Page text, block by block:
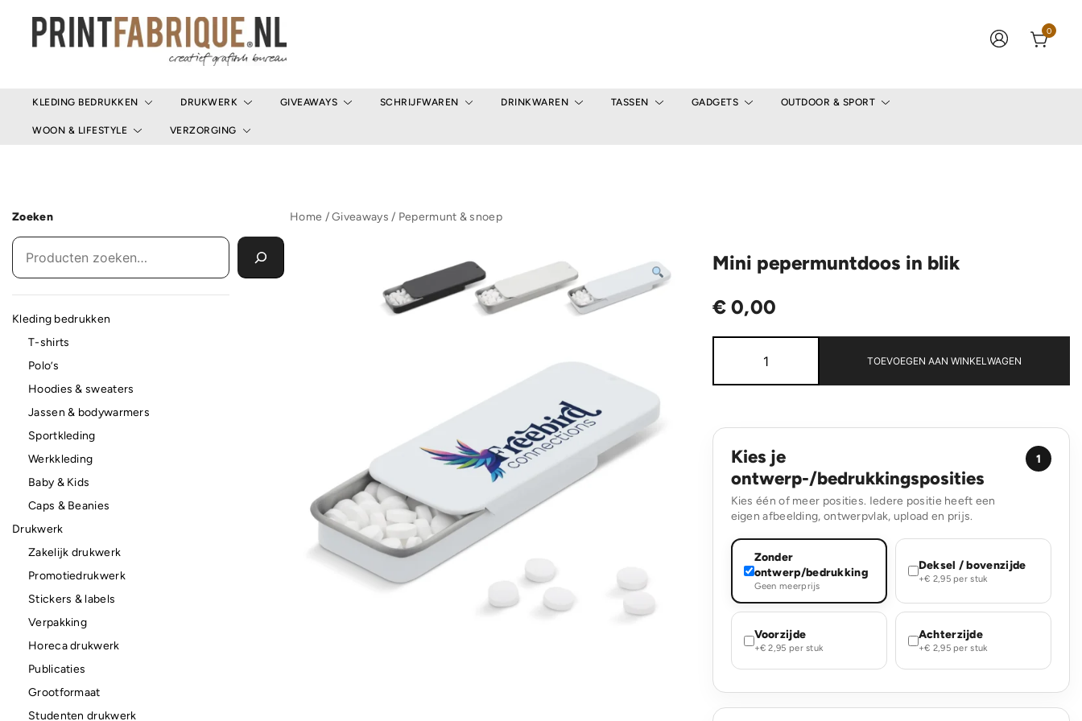
0
KLEDING BEDRUKKEN DRUKWERK GIVEAWAYS SCHRIJFWAREN DRINKWAREN TASSEN GADGETS OUTDOOR & SPORT
WOON & LIFESTYLE VERZORGING
Home /Giveaways / Pepermunt & snoep
Mini pepermuntdoos in blik
€0,00
pepermuntdoos
TOEVOEGEN AAN WINKELWAGEN
Kies je
ontwerp-/bedrukkingsposities
Kies één of meer posities. Iedere positie heeft een
eigen afbeelding, ontwerpvlak, upload en prijs.
1
Zonder
ontwerp/bedrukking
Geen meerprijs
Deksel / bovenzijde
+€ 2,95 per stuk
Voorzijde
+€ 2,95 per stuk
Achterzijde
+€ 2,95 per stuk
Zoeken
Kleding bedrukken
T-shirts
Polo’s
Hoodies & sweaters
Jassen & bodywarmers
Sportkleding
Werkkleding
Baby & Kids
Caps & Beanies
Drukwerk
Zakelijk drukwerk
Promotiedrukwerk
Stickers & labels
Verpakking
Horeca drukwerk
Publicaties
Grootformaat
Studenten drukwerk